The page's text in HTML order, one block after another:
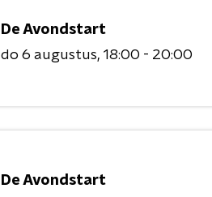
De Avondstart
do 6 augustus 18:00 - 20:00
De Avondstart